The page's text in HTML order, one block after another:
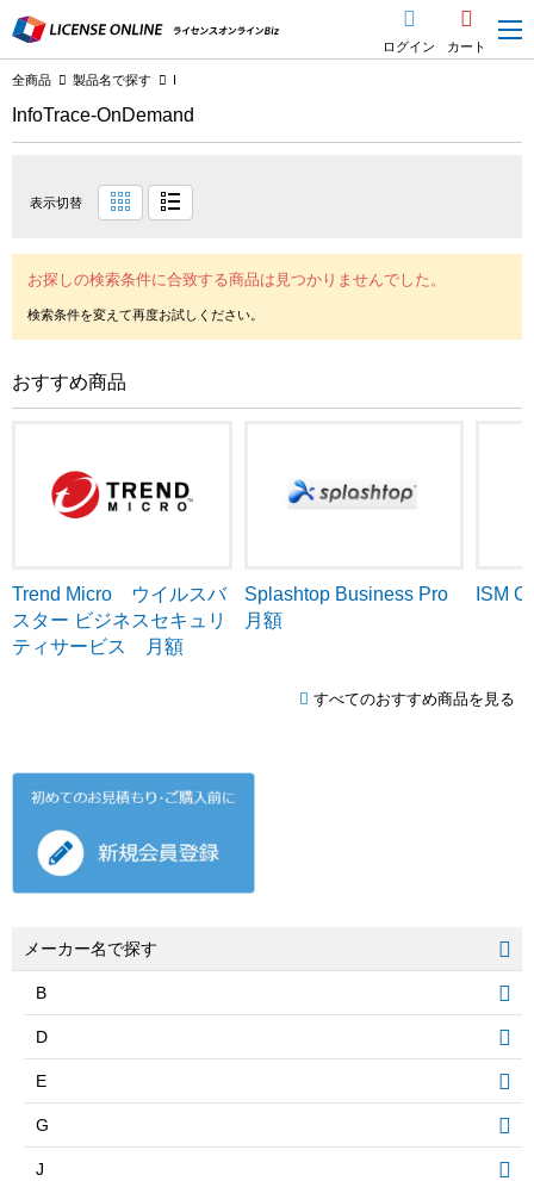
ログイン カート
全商品 製品名で探す I
InfoTrace-OnDemand
表示切替
お探しの検索条件に合致する商品は見つかりませんでした。
おすすめ商品
Trend Micro ウイルスバ
スター ビジネスセキュリ
ティサービス 月額
Splashtop Business Pro
月額
ISM
すべてのおすすめ商品を見る
メーカー名で探す
B
D
E
G
J